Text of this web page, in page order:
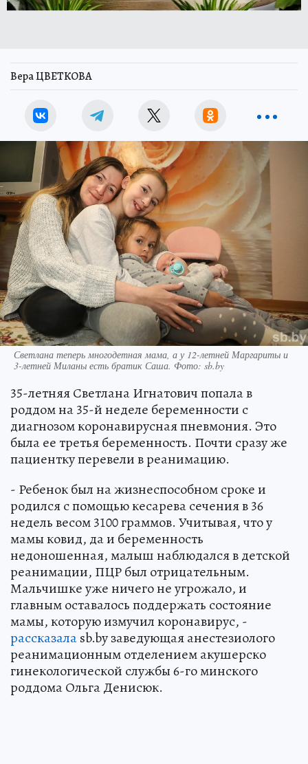
Вера ЦВЕТКОВА
Светлана теперь многодетная мама, а у 12-летней Маргариты и
3-летней Миланы есть братик Саша. Фото: sb.by
35-летняя Светлана Игнатович попала в
роддом на 35-й неделе беременности с
диагнозом коронавирусная пневмония. Это
была ее третья беременность. Почти сразу же
пациентку перевели в реанимацию.
- Ребенок был на жизнеспособном сроке и
родился с помощью кесарева сечения в 36
недель весом 3100 граммов. Учитывая, что у
мамы ковид, да и беременность
недоношенная, малыш наблюдался в детской
реанимации, ПЦР был отрицательным.
Мальчишке уже ничего не угрожало, и
главным оставалось поддержать состояние
мамы, которую измучил коронавирус, -
рассказалаsb.by заведующая анестезиолого
реанимационным отделением акушерско
гинекологической службы 6-го минского
роддома Ольга Денисюк.